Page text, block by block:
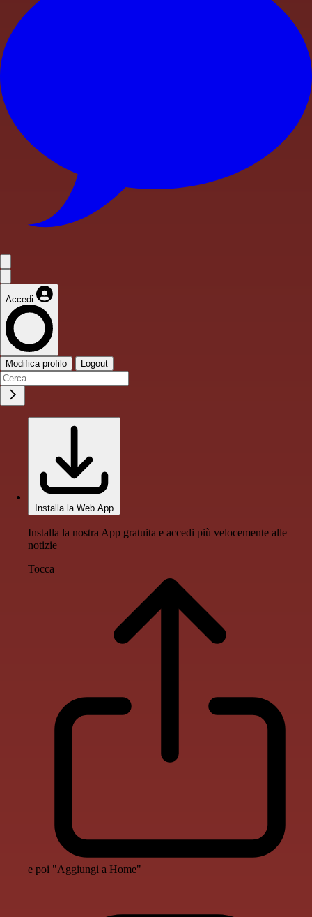
Accedi
Modifica profilo Logout
Installa la Web App
Installa la nostra App gratuita e accedi più velocemente alle
notizie
Tocca
e poi "Aggiungi a Home"